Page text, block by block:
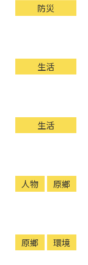
防災
生活
生活
人物 原鄉
原鄉 環境